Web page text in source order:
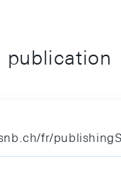
publication
fr/